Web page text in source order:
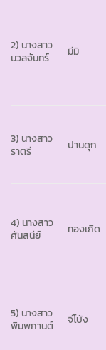
2) นางสาว
นวลจันทร์
มีมิ
3) นางสาว
ราตรี
ปานดุก
4) นางสาว
ศันสนีย์
ทองเกิด
5) นางสาว
พิมพกานต์
จีโบ้ง